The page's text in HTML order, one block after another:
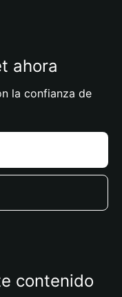
ahora
la confianza de
contenido